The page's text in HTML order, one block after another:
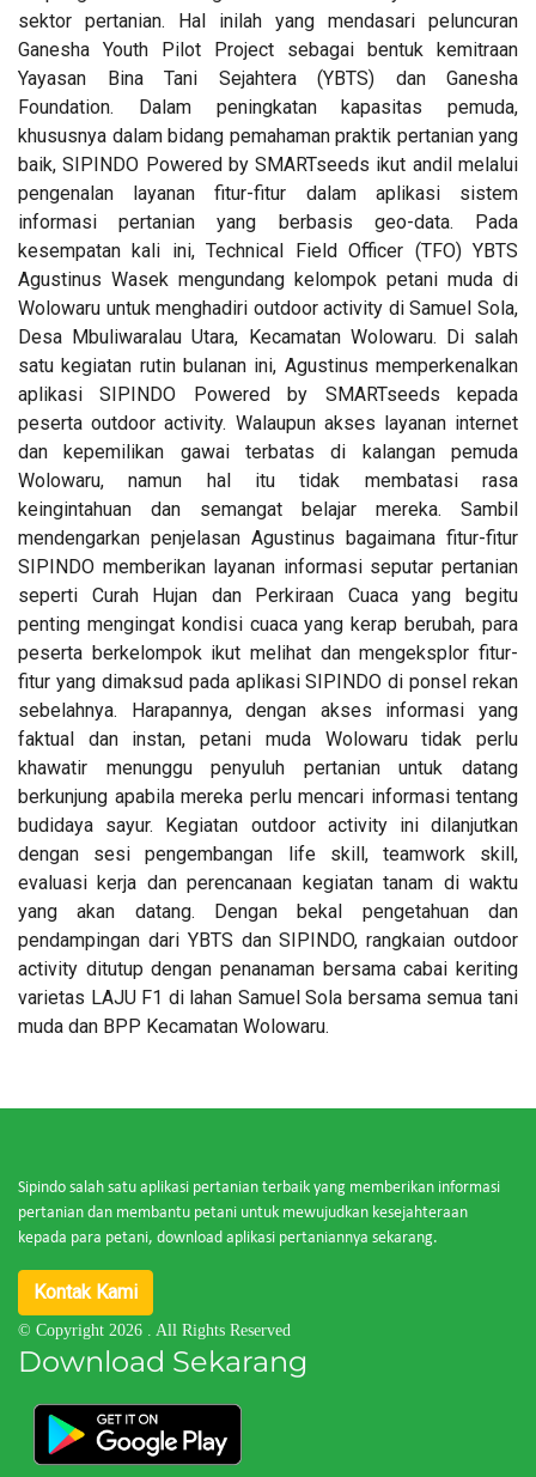
sektor pertanian. Hal inilah yang mendasari peluncuran
Ganesha Youth Pilot Project sebagai bentuk kemitraan
Yayasan Bina Tani Sejahtera (YBTS) dan Ganesha
Foundation. Dalam peningkatan kapasitas pemuda,
khususnya dalam bidang pemahaman praktik pertanian yang
baik, SIPINDO Powered by SMARTseeds ikut andil melalui
pengenalan layanan fitur-fitur dalam aplikasi sistem
informasi pertanian yang berbasis geo-data. Pada
kesempatan kali ini, Technical Field Officer (TFO) YBTS
Agustinus Wasek mengundang kelompok petani muda di
Wolowaru untuk menghadiri outdoor activity di Samuel Sola,
Desa Mbuliwaralau Utara, Kecamatan Wolowaru. Di salah
satu kegiatan rutin bulanan ini, Agustinus memperkenalkan
aplikasi SIPINDO Powered by SMARTseeds kepada
peserta outdoor activity. Walaupun akses layanan internet
dan kepemilikan gawai terbatas di kalangan pemuda
Wolowaru, namun hal itu tidak membatasi rasa
keingintahuan dan semangat belajar mereka. Sambil
mendengarkan penjelasan Agustinus bagaimana fitur-fitur
SIPINDO memberikan layanan informasi seputar pertanian
seperti Curah Hujan dan Perkiraan Cuaca yang begitu
penting mengingat kondisi cuaca yang kerap berubah, para
peserta berkelompok ikut melihat dan mengeksplor fitur-
fitur yang dimaksud pada aplikasi SIPINDO di ponsel rekan
sebelahnya. Harapannya, dengan akses informasi yang
faktual dan instan, petani muda Wolowaru tidak perlu
khawatir menunggu penyuluh pertanian untuk datang
berkunjung apabila mereka perlu mencari informasi tentang
budidaya sayur. Kegiatan outdoor activity ini dilanjutkan
dengan sesi pengembangan life skill, teamwork skill,
evaluasi kerja dan perencanaan kegiatan tanam di waktu
yang akan datang. Dengan bekal pengetahuan dan
pendampingan dari YBTS dan SIPINDO, rangkaian outdoor
activity ditutup dengan penanaman bersama cabai keriting
varietas LAJU F1 di lahan Samuel Sola bersama semua tani
muda dan BPP Kecamatan Wolowaru.
Sipindo salah satu aplikasi pertanian terbaik yang memberikan informasi
pertanian dan membantu petani untuk mewujudkan kesejahteraan
kepada para petani, download aplikasi pertaniannya sekarang.
Kontak Kami
© Copyright 2026 . All Rights Reserved
Download Sekarang